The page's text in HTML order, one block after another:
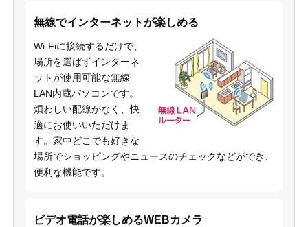
無線でインターネットが楽しめる
Wi-Fiに接続するだけで、
場所を選ばずインターネ
ットが使用可能な無線
LAN内蔵パソコンです。
煩わしい配線がなく、快
適にお使いいただけま
す。家中どこでも好きな
場所でショッピングやニュースのチェックなどができ、
便利な機能です。
ビデオ電話が楽しめるWEBカメラ